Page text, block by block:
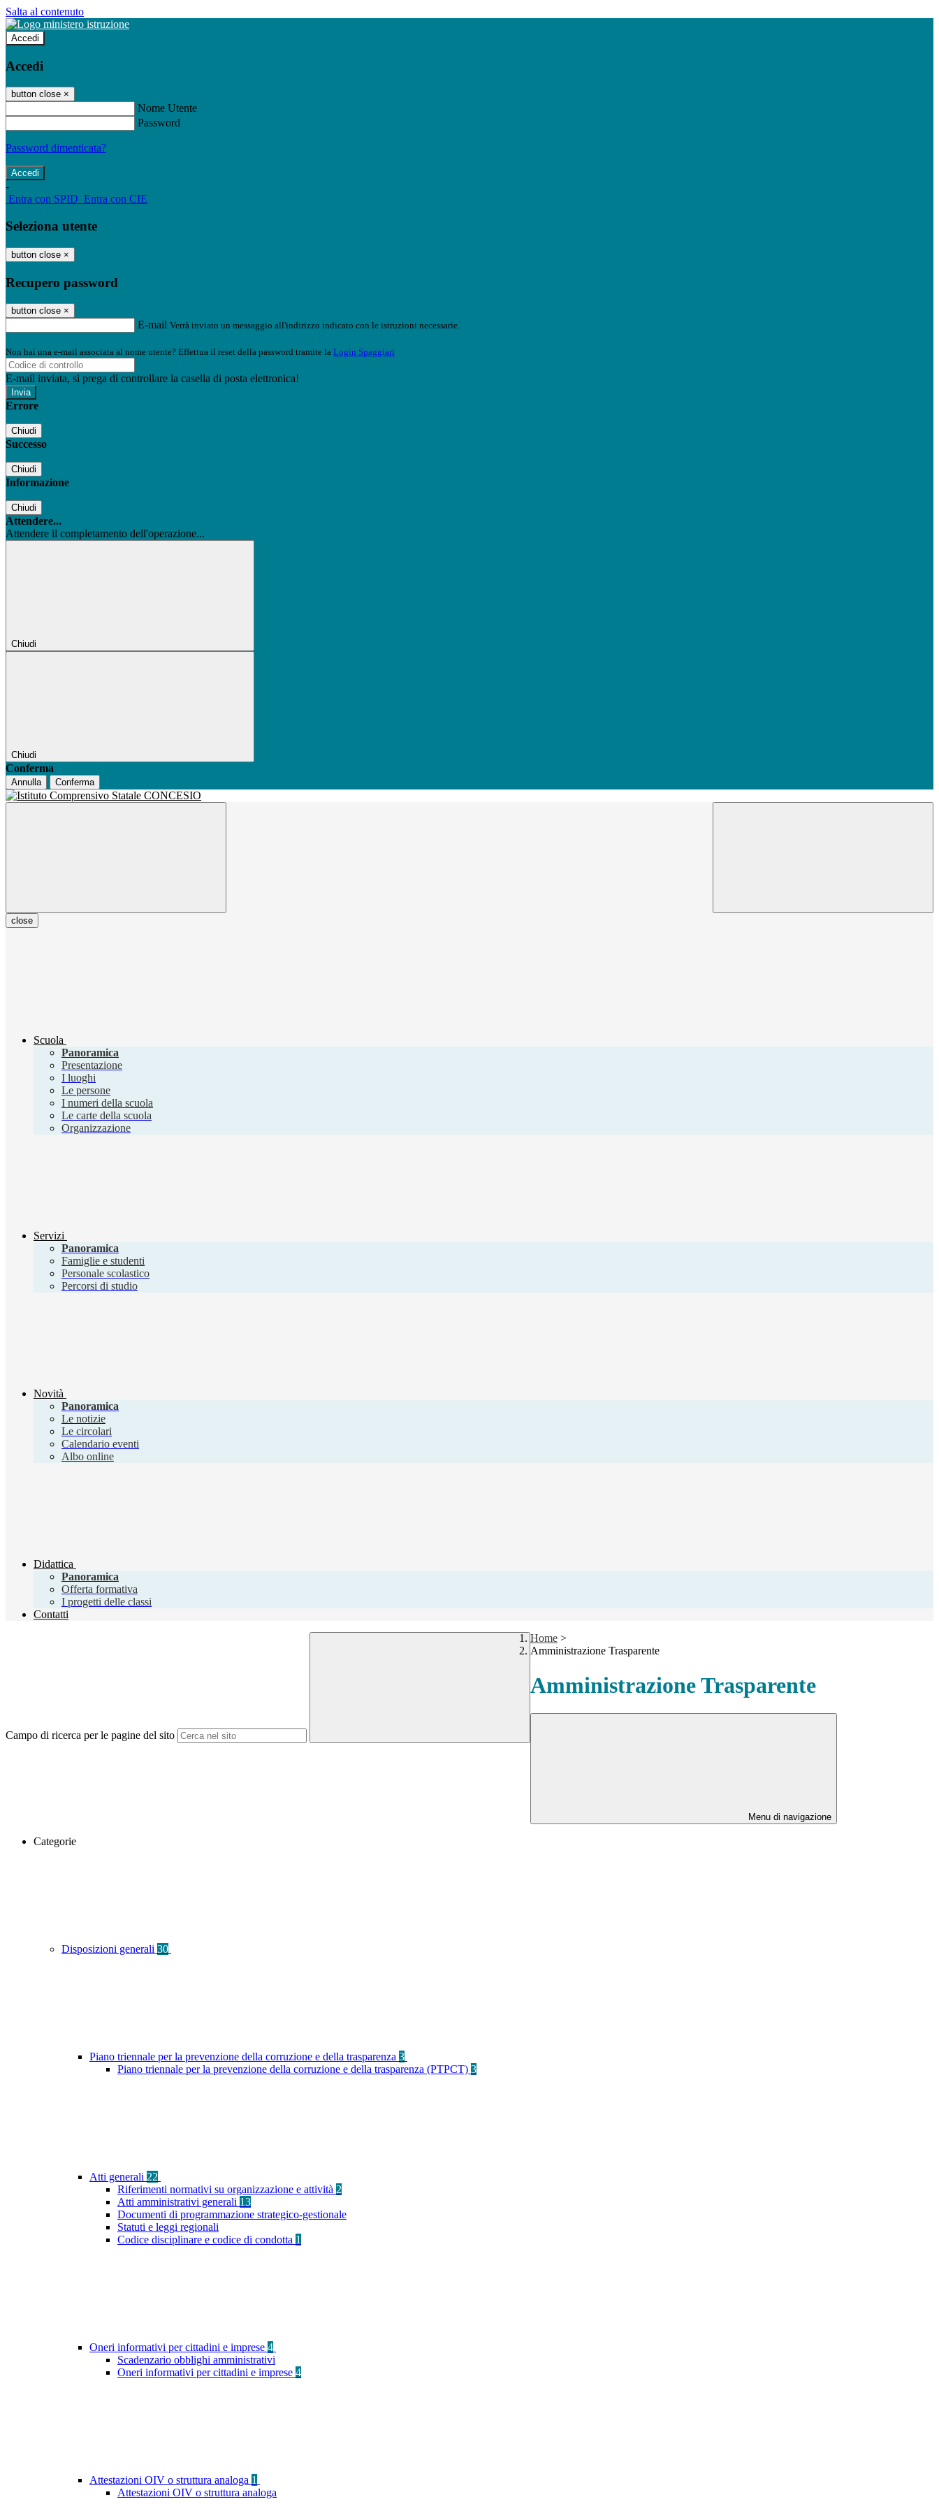
Salta al contenuto
Accedi
Accedi
button close ×
Nome Utente
Password
Password dimenticata?
-
Entra con SPID Entra con CIE
Seleziona utente
button close ×
Recupero password
button close ×
E-mail Verrà inviato un messaggio all'indirizzo indicato con le istruzioni necessarie.
Non hai una e-mail associata al nome utente? Effettua il reset della password tramite la Login Spaggiari
E-mail inviata, si prega di controllare la casella di posta elettronica!
Errore
Chiudi
Successo
Chiudi
Informazione
Chiudi
Attendere...
Attendere il completamento dell'operazione...
Chiudi
Chiudi
Conferma
Annulla Conferma
close
Scuola
Panoramica
Presentazione
I luoghi
Le persone
I numeri della scuola
Le carte della scuola
Organizzazione
Servizi
Panoramica
Famiglie e studenti
Personale scolastico
Percorsi di studio
Novità
Panoramica
Le notizie
Le circolari
Calendario eventi
Albo online
Didattica
Panoramica
Offerta formativa
I progetti delle classi
Contatti
Campo di ricerca per le pagine del sito
Home >
Amministrazione Trasparente
Amministrazione Trasparente
Menu di navigazione
Categorie
Disposizioni generali 30
Piano triennale per la prevenzione della corruzione e della trasparenza 3
Piano triennale per la prevenzione della corruzione e della trasparenza (PTPCT) 3
Atti generali 22
Riferimenti normativi su organizzazione e attività 2
Atti amministrativi generali 13
Documenti di programmazione strategico-gestionale
Statuti e leggi regionali
Codice disciplinare e codice di condotta 1
Oneri informativi per cittadini e imprese 4
Scadenzario obblighi amministrativi
Oneri informativi per cittadini e imprese 4
Attestazioni OIV o struttura analoga 1
Attestazioni OIV o struttura analoga